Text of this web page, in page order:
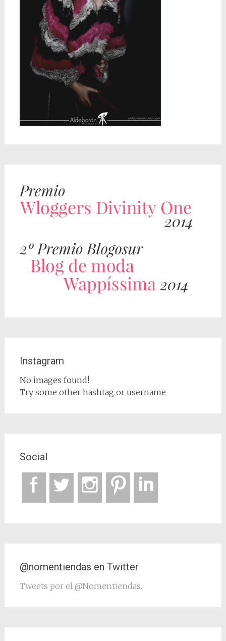
Instagram
No images found!
Try some other hashtag or username
Social
@nomentiendas en Twitter
Tweets por el @Nomentiendas.